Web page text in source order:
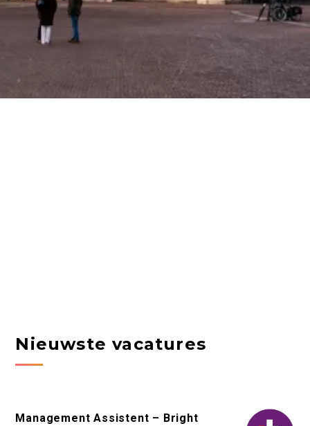
Nieuwste vacatures
Management Assistent – Bright